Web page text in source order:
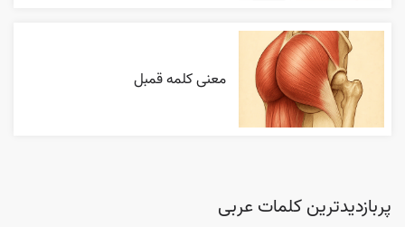
معنی کلمه قمبل
پربازدیدترین کلمات عربی